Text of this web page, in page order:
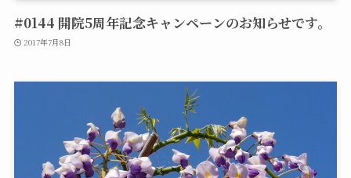
#0144 開院5周年記念キャンペーンのお知らせです。
2017年7月8日